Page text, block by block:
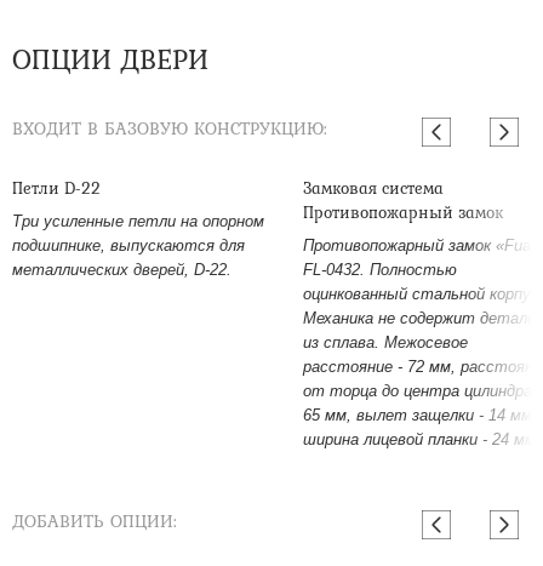
ОПЦИИ ДВЕРИ
ВХОДИТ В БАЗОВУЮ КОНСТРУКЦИЮ:
Петли D-22
Три усиленные петли на опорном
подшипнике, выпускаются для
металлических дверей, D-22.
Замковая система
Противопожарный замок
Противопожарный замок
FL-0432. Полностью
оцинкованный стальной корпус.
Механика не содержит деталей
из сплава. Межосевое
расстояние - 72 мм,
от торца до центра цилиндра -
65 мм, вылет защелки - 14 мм,
ширина лицевой планки - 24 мм.
ДОБАВИТЬ ОПЦИИ: